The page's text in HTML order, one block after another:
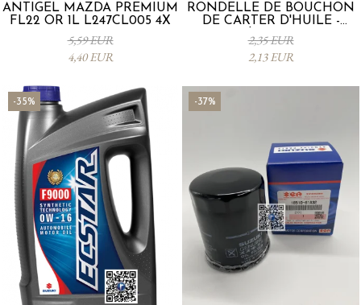
ANTIGEL MAZDA PREMIUM
FL22 OR 1L L247CL005 4X
5,59 EUR
4,40 EUR
RONDELLE DE BOUCHON
DE CARTER D'HUILE -
Mazda 995641400
2,35 EUR
2,13 EUR
-35% -37%